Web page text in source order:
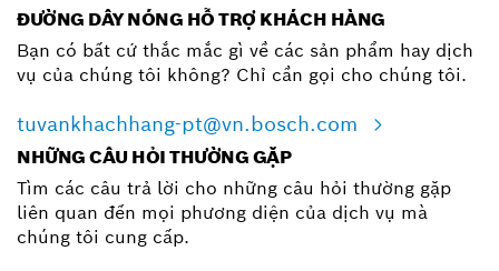
ĐƯỜNG DÂY NÓNG HỖ TRỢ KHÁCH HÀNG
Bạn có bất cứ thắc mắc gì về các sản phẩm hay dịch
vụ của chúng tôi không? Chỉ cần gọi cho chúng tôi.
tuvankhachhang-pt@vn.bosch.com
NHỮNG CÂU HỎI THƯỜNG GẶP
Tìm các câu trả lời cho những câu hỏi thường gặp
liên quan đến mọi phương diện của dịch vụ mà
chúng tôi cung cấp.